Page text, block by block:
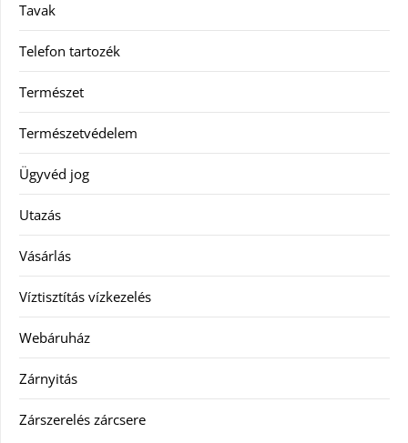
Tavak
Telefon tartozék
Természet
Természetvédelem
Ügyvéd jog
Utazás
Vásárlás
Víztisztítás vízkezelés
Webáruház
Zárnyitás
Zárszerelés zárcsere